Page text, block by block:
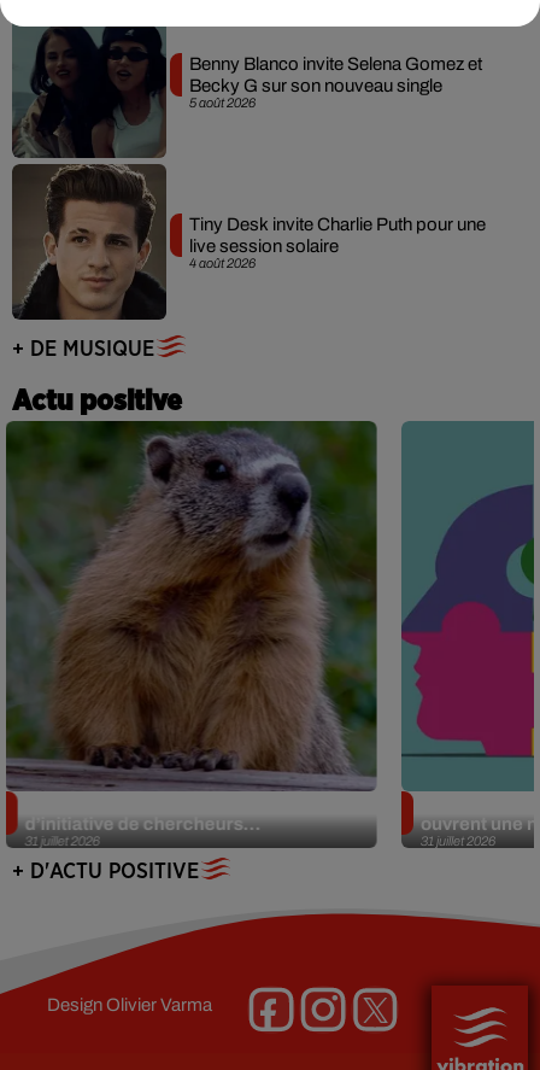
5 août 2026
Benny Blanco invite Selena Gomez et
Becky G sur son nouveau single
4 août 2026
Tiny Desk invite Charlie Puth pour une
live session solaire
+ DE MUSIQUE
Actu positive
31 juillet 2026
d’initiative de chercheurs...
31 juillet 2026
ouvrent une
+ D'ACTU POSITIVE
DesignOlivier Varma